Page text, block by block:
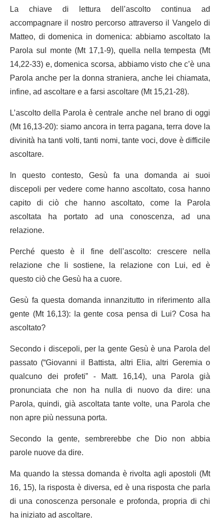
La chiave di lettura dell’ascolto continua ad
accompagnare il nostro percorso attraverso il Vangelo di
Matteo, di domenica in domenica: abbiamo ascoltato la
Parola sul monte (Mt 17,1-9), quella nella tempesta (Mt
14,22-33) e, domenica scorsa, abbiamo visto che c’è una
Parola anche per la donna straniera, anche lei chiamata,
infine, ad ascoltare e a farsi ascoltare (Mt 15,21-28).
L’ascolto della Parola è centrale anche nel brano di oggi
(Mt 16,13-20): siamo ancora in terra pagana, terra dove la
divinità ha tanti volti, tanti nomi, tante voci, dove è difficile
ascoltare.
In questo contesto, Gesù fa una domanda ai suoi
discepoli per vedere come hanno ascoltato, cosa hanno
capito di ciò che hanno ascoltato, come la Parola
ascoltata ha portato ad una conoscenza, ad una
relazione.
Perché questo è il fine dell’ascolto: crescere nella
relazione che li sostiene, la relazione con Lui, ed è
questo ciò che Gesù ha a cuore.
Gesù fa questa domanda innanzitutto in riferimento alla
gente (Mt 16,13): la gente cosa pensa di Lui? Cosa ha
ascoltato?
Secondo i discepoli, per la gente Gesù è una Parola del
passato (“Giovanni il Battista, altri Elia, altri Geremia o
qualcuno dei profeti” - Matt. 16,14), una Parola già
pronunciata che non ha nulla di nuovo da dire: una
Parola, quindi, già ascoltata tante volte, una Parola che
non apre più nessuna porta.
Secondo la gente, sembrerebbe che Dio non abbia
parole nuove da dire.
Ma quando la stessa domanda è rivolta agli apostoli (Mt
16, 15), la risposta è diversa, ed è una risposta che parla
di una conoscenza personale e profonda, propria di chi
ha iniziato ad ascoltare.